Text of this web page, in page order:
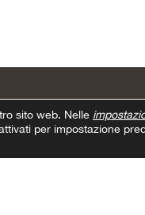
sito web. Nelle
per impostazione